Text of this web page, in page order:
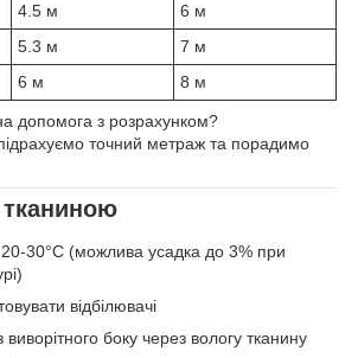
4.5 м
6 м
5.3 м
7 м
6 м 8 м
допомога з розрахунком?
точний метраж та порадимо
тканиною
30°C (можлива усадка до 3% при
відбілювачі
боку через вологу тканину